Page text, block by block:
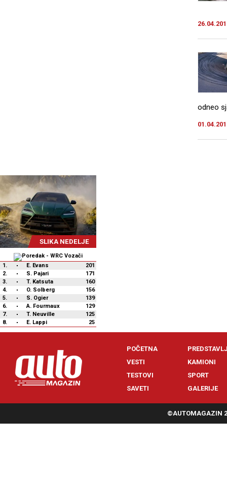
odneo
SLIKA NEDELJE
1. E. Evans
201
2.
S. Pajari
171
3.
T. Katsuta
160
4.
O. Solberg
156
5.
S. Ogier
139
6.
A. Fourmaux
129
7.
T. Neuville
125
8.
E. Lappi 25
POČETNA
VESTI
TESTOVI
SAVETI
KAMIONI
SPORT
GALERIJE
©AUTOMAGAZIN